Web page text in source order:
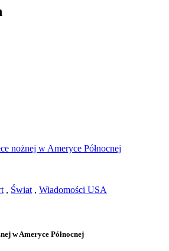
, Świat , Wiadomości USA
w Ameryce Północnej